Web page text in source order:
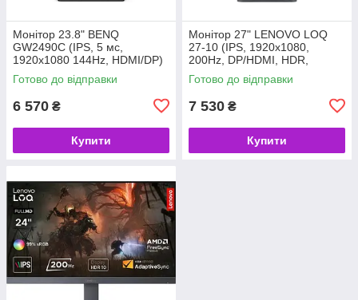
Монітор 23.8" BENQ
GW2490C (IPS, 5 мс,
1920x1080 144Hz, HDMI/DP)
(код 158368)
Готово до відправки
6 570 ₴
Купити
Монітор 27" LENOVO LOQ
27-10 (IPS, 1920x1080,
200Hz, DP/HDMI, HDR,
Freesync) (код 158489)
Готово до відправки
7 530 ₴
Купити